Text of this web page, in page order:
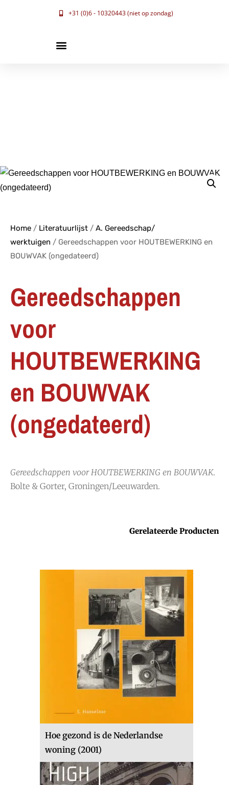
+31 (0)6 - 10320443 (niet op zondag)
Home / Literatuurlijst / A. Gereedschap/
werktuigen / Gereedschappen voor HOUTBEWERKING en
BOUWVAK (ongedateerd)
Gereedschappen
voor
HOUTBEWERKING
en BOUWVAK
(ongedateerd)
Gereedschappen voor HOUTBEWERKING en BOUWVAK.
Bolte & Gorter, Groningen/Leeuwarden.
Gerelateerde Producten
Hoe gezond is de Nederlandse
woning (2001)